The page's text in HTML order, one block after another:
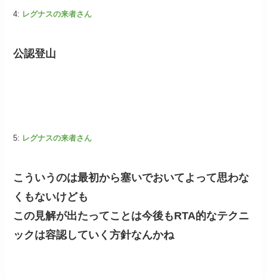
4: レグナスの来者さん
公認登山
5: レグナスの来者さん
こういうのは最初から塞いでおいてよって思わな
くもないけども
この見解が出たってことは今後もRTA的なテクニ
ックは容認していく方針なんかね